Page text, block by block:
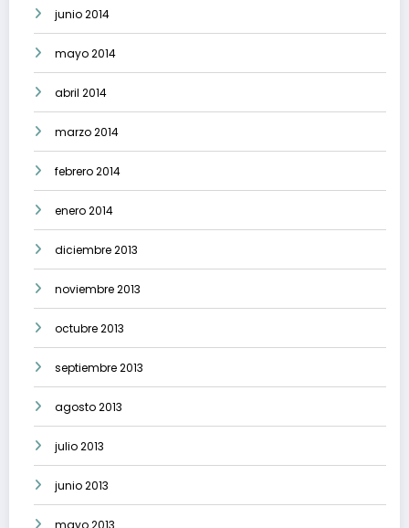
junio 2014
mayo 2014
abril 2014
marzo 2014
febrero 2014
enero 2014
diciembre 2013
noviembre 2013
octubre 2013
septiembre 2013
agosto 2013
julio 2013
junio 2013
mayo 2013